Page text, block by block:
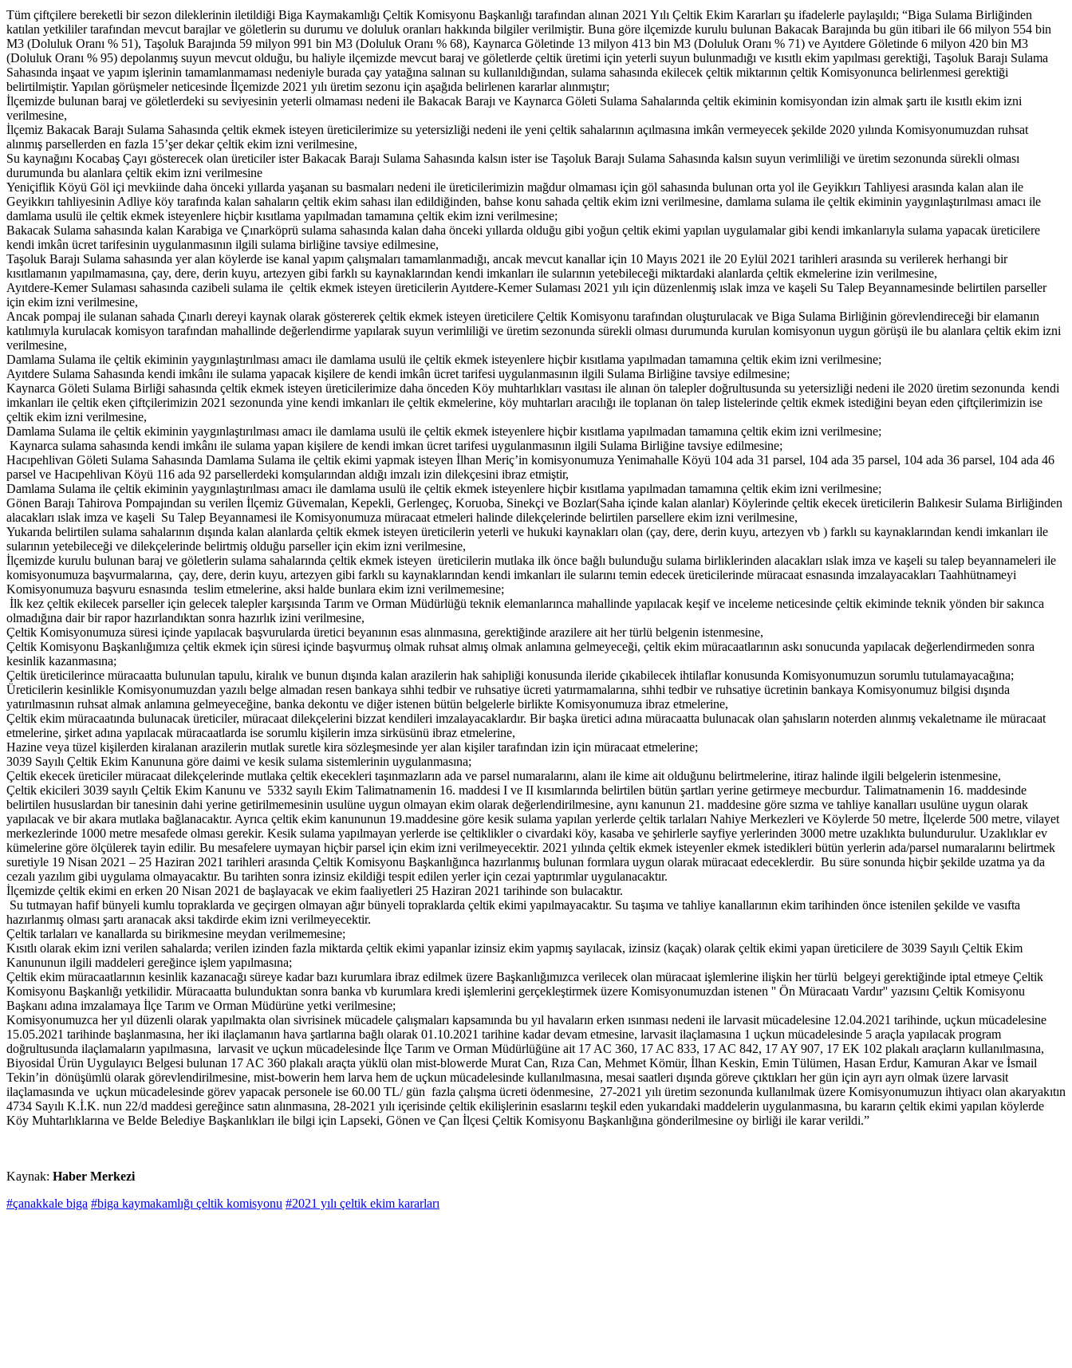
Tüm çiftçilere bereketli bir sezon dileklerinin iletildiği Biga Kaymakamlığı Çeltik Komisyonu Başkanlığı tarafından alınan 2021 Yılı Çeltik Ekim Kararları şu ifadelerle paylaşıldı; “Biga Sulama Birliğinden
katılan yetkililer tarafından mevcut barajlar ve göletlerin su durumu ve doluluk oranları hakkında bilgiler verilmiştir. Buna göre ilçemizde kurulu bulunan Bakacak Barajında bu gün itibari ile 66 milyon 554 bin
M3 (Doluluk Oranı % 51), Taşoluk Barajında 59 milyon 991 bin M3 (Doluluk Oranı % 68), Kaynarca Göletinde 13 milyon 413 bin M3 (Doluluk Oranı % 71) ve Ayıtdere Göletinde 6 milyon 420 bin M3
(Doluluk Oranı % 95) depolanmış suyun mevcut olduğu, bu haliyle ilçemizde mevcut baraj ve göletlerde çeltik üretimi için yeterli suyun bulunmadığı ve kısıtlı ekim yapılması gerektiği, Taşoluk Barajı Sulama
Sahasında inşaat ve yapım işlerinin tamamlanmaması nedeniyle burada çay yatağına salınan su kullanıldığından, sulama sahasında ekilecek çeltik miktarının çeltik Komisyonunca belirlenmesi gerektiği
belirtilmiştir. Yapılan görüşmeler neticesinde İlçemizde 2021 yılı üretim sezonu için aşağıda belirlenen kararlar alınmıştır;
İlçemizde bulunan baraj ve göletlerdeki su seviyesinin yeterli olmaması nedeni ile Bakacak Barajı ve Kaynarca Göleti Sulama Sahalarında çeltik ekiminin komisyondan izin almak şartı ile kısıtlı ekim izni
verilmesine,
İlçemiz Bakacak Barajı Sulama Sahasında çeltik ekmek isteyen üreticilerimize su yetersizliği nedeni ile yeni çeltik sahalarının açılmasına imkân vermeyecek şekilde 2020 yılında Komisyonumuzdan ruhsat
alınmış parsellerden en fazla 15’şer dekar çeltik ekim izni verilmesine,
Su kaynağını Kocabaş Çayı gösterecek olan üreticiler ister Bakacak Barajı Sulama Sahasında kalsın ister ise Taşoluk Barajı Sulama Sahasında kalsın suyun verimliliği ve üretim sezonunda sürekli olması
durumunda bu alanlara çeltik ekim izni verilmesine
Yeniçiflik Köyü Göl içi mevkiinde daha önceki yıllarda yaşanan su basmaları nedeni ile üreticilerimizin mağdur olmaması için göl sahasında bulunan orta yol ile Geyikkırı Tahliyesi arasında kalan alan ile
Geyikkırı tahliyesinin Adliye köy tarafında kalan sahaların çeltik ekim sahası ilan edildiğinden, bahse konu sahada çeltik ekim izni verilmesine, damlama sulama ile çeltik ekiminin yaygınlaştırılması amacı ile
damlama usulü ile çeltik ekmek isteyenlere hiçbir kısıtlama yapılmadan tamamına çeltik ekim izni verilmesine;
Bakacak Sulama sahasında kalan Karabiga ve Çınarköprü sulama sahasında kalan daha önceki yıllarda olduğu gibi yoğun çeltik ekimi yapılan uygulamalar gibi kendi imkanlarıyla sulama yapacak üreticilere
kendi imkân ücret tarifesinin uygulanmasının ilgili sulama birliğine tavsiye edilmesine,
Taşoluk Barajı Sulama sahasında yer alan köylerde ise kanal yapım çalışmaları tamamlanmadığı, ancak mevcut kanallar için 10 Mayıs 2021 ile 20 Eylül 2021 tarihleri arasında su verilerek herhangi bir
kısıtlamanın yapılmamasına, çay, dere, derin kuyu, artezyen gibi farklı su kaynaklarından kendi imkanları ile sularının yetebileceği miktardaki alanlarda çeltik ekmelerine izin verilmesine,
Ayıtdere-Kemer Sulaması sahasında cazibeli sulama ile çeltik ekmek isteyen üreticilerin Ayıtdere-Kemer Sulaması 2021 yılı için düzenlenmiş ıslak imza ve kaşeli Su Talep Beyannamesinde belirtilen parseller
için ekim izni verilmesine,
Ancak pompaj ile sulanan sahada Çınarlı dereyi kaynak olarak göstererek çeltik ekmek isteyen üreticilere Çeltik Komisyonu tarafından oluşturulacak ve Biga Sulama Birliğinin görevlendireceği bir elamanın
katılımıyla kurulacak komisyon tarafından mahallinde değerlendirme yapılarak suyun verimliliği ve üretim sezonunda sürekli olması durumunda kurulan komisyonun uygun görüşü ile bu alanlara çeltik ekim izni
verilmesine,
Damlama Sulama ile çeltik ekiminin yaygınlaştırılması amacı ile damlama usulü ile çeltik ekmek isteyenlere hiçbir kısıtlama yapılmadan tamamına çeltik ekim izni verilmesine;
Ayıtdere Sulama Sahasında kendi imkânı ile sulama yapacak kişilere de kendi imkân ücret tarifesi uygulanmasının ilgili Sulama Birliğine tavsiye edilmesine;
Kaynarca Göleti Sulama Birliği sahasında çeltik ekmek isteyen üreticilerimize daha önceden Köy muhtarlıkları vasıtası ile alınan ön talepler doğrultusunda su yetersizliği nedeni ile 2020 üretim sezonunda kendi
imkanları ile çeltik eken çiftçilerimizin 2021 sezonunda yine kendi imkanları ile çeltik ekmelerine, köy muhtarları aracılığı ile toplanan ön talep listelerinde çeltik ekmek istediğini beyan eden çiftçilerimizin ise
çeltik ekim izni verilmesine,
Damlama Sulama ile çeltik ekiminin yaygınlaştırılması amacı ile damlama usulü ile çeltik ekmek isteyenlere hiçbir kısıtlama yapılmadan tamamına çeltik ekim izni verilmesine;
Kaynarca sulama sahasında kendi imkânı ile sulama yapan kişilere de kendi imkan ücret tarifesi uygulanmasının ilgili Sulama Birliğine tavsiye edilmesine;
Hacıpehlivan Göleti Sulama Sahasında Damlama Sulama ile çeltik ekimi yapmak isteyen İlhan Meriç’in komisyonumuza Yenimahalle Köyü 104 ada 31 parsel, 104 ada 35 parsel, 104 ada 36 parsel, 104 ada 46
parsel ve Hacıpehlivan Köyü 116 ada 92 parsellerdeki komşularından aldığı imzalı izin dilekçesini ibraz etmiştir,
Damlama Sulama ile çeltik ekiminin yaygınlaştırılması amacı ile damlama usulü ile çeltik ekmek isteyenlere hiçbir kısıtlama yapılmadan tamamına çeltik ekim izni verilmesine;
Gönen Barajı Tahirova Pompajından su verilen İlçemiz Güvemalan, Kepekli, Gerlengeç, Koruoba, Sinekçi ve Bozlar(Saha içinde kalan alanlar) Köylerinde çeltik ekecek üreticilerin Balıkesir Sulama Birliğinden
alacakları ıslak imza ve kaşeli Su Talep Beyannamesi ile Komisyonumuza müracaat etmeleri halinde dilekçelerinde belirtilen parsellere ekim izni verilmesine,
Yukarıda belirtilen sulama sahalarının dışında kalan alanlarda çeltik ekmek isteyen üreticilerin yeterli ve hukuki kaynakları olan (çay, dere, derin kuyu, artezyen vb ) farklı su kaynaklarından kendi imkanları ile
sularının yetebileceği ve dilekçelerinde belirtmiş olduğu parseller için ekim izni verilmesine,
İlçemizde kurulu bulunan baraj ve göletlerin sulama sahalarında çeltik ekmek isteyen üreticilerin mutlaka ilk önce bağlı bulunduğu sulama birliklerinden alacakları ıslak imza ve kaşeli su talep beyannameleri ile
komisyonumuza başvurmalarına, çay, dere, derin kuyu, artezyen gibi farklı su kaynaklarından kendi imkanları ile sularını temin edecek üreticilerinde müracaat esnasında imzalayacakları Taahhütnameyi
Komisyonumuza başvuru esnasında teslim etmelerine, aksi halde bunlara ekim izni verilmemesine;
İlk kez çeltik ekilecek parseller için gelecek talepler karşısında Tarım ve Orman Müdürlüğü teknik elemanlarınca mahallinde yapılacak keşif ve inceleme neticesinde çeltik ekiminde teknik yönden bir sakınca
olmadığına dair bir rapor hazırlandıktan sonra hazırlık izini verilmesine,
Çeltik Komisyonumuza süresi içinde yapılacak başvurularda üretici beyanının esas alınmasına, gerektiğinde arazilere ait her türlü belgenin istenmesine,
Çeltik Komisyonu Başkanlığımıza çeltik ekmek için süresi içinde başvurmuş olmak ruhsat almış olmak anlamına gelmeyeceği, çeltik ekim müracaatlarının askı sonucunda yapılacak değerlendirmeden sonra
kesinlik kazanmasına;
Çeltik üreticilerince müracaatta bulunulan tapulu, kiralık ve bunun dışında kalan arazilerin hak sahipliği konusunda ileride çıkabilecek ihtilaflar konusunda Komisyonumuzun sorumlu tutulamayacağına;
Üreticilerin kesinlikle Komisyonumuzdan yazılı belge almadan resen bankaya sıhhi tedbir ve ruhsatiye ücreti yatırmamalarına, sıhhi tedbir ve ruhsatiye ücretinin bankaya Komisyonumuz bilgisi dışında
yatırılmasının ruhsat almak anlamına gelmeyeceğine, banka dekontu ve diğer istenen bütün belgelerle birlikte Komisyonumuza ibraz etmelerine,
Çeltik ekim müracaatında bulunacak üreticiler, müracaat dilekçelerini bizzat kendileri imzalayacaklardır. Bir başka üretici adına müracaatta bulunacak olan şahısların noterden alınmış vekaletname ile müracaat
etmelerine, şirket adına yapılacak müracaatlarda ise sorumlu kişilerin imza sirküsünü ibraz etmelerine,
Hazine veya tüzel kişilerden kiralanan arazilerin mutlak suretle kira sözleşmesinde yer alan kişiler tarafından izin için müracaat etmelerine;
3039 Sayılı Çeltik Ekim Kanununa göre daimi ve kesik sulama sistemlerinin uygulanmasına;
Çeltik ekecek üreticiler müracaat dilekçelerinde mutlaka çeltik ekecekleri taşınmazların ada ve parsel numaralarını, alanı ile kime ait olduğunu belirtmelerine, itiraz halinde ilgili belgelerin istenmesine,
Çeltik ekicileri 3039 sayılı Çeltik Ekim Kanunu ve 5332 sayılı Ekim Talimatnamenin 16. maddesi I ve II kısımlarında belirtilen bütün şartları yerine getirmeye mecburdur. Talimatnamenin 16. maddesinde
belirtilen hususlardan bir tanesinin dahi yerine getirilmemesinin usulüne uygun olmayan ekim olarak değerlendirilmesine, aynı kanunun 21. maddesine göre sızma ve tahliye kanalları usulüne uygun olarak
yapılacak ve bir akara mutlaka bağlanacaktır. Ayrıca çeltik ekim kanununun 19.maddesine göre kesik sulama yapılan yerlerde çeltik tarlaları Nahiye Merkezleri ve Köylerde 50 metre, İlçelerde 500 metre, vilayet
merkezlerinde 1000 metre mesafede olması gerekir. Kesik sulama yapılmayan yerlerde ise çeltiklikler o civardaki köy, kasaba ve şehirlerle sayfiye yerlerinden 3000 metre uzaklıkta bulundurulur. Uzaklıklar ev
kümelerine göre ölçülerek tayin edilir. Bu mesafelere uymayan hiçbir parsel için ekim izni verilmeyecektir. 2021 yılında çeltik ekmek isteyenler ekmek istedikleri bütün yerlerin ada/parsel numaralarını belirtmek
suretiyle 19 Nisan 2021 – 25 Haziran 2021 tarihleri arasında Çeltik Komisyonu Başkanlığınca hazırlanmış bulunan formlara uygun olarak müracaat edeceklerdir. Bu süre sonunda hiçbir şekilde uzatma ya da
cezalı yazılım gibi uygulama olmayacaktır. Bu tarihten sonra izinsiz ekildiği tespit edilen yerler için cezai yaptırımlar uygulanacaktır.
İlçemizde çeltik ekimi en erken 20 Nisan 2021 de başlayacak ve ekim faaliyetleri 25 Haziran 2021 tarihinde son bulacaktır.
Su tutmayan hafif bünyeli kumlu topraklarda ve geçirgen olmayan ağır bünyeli topraklarda çeltik ekimi yapılmayacaktır. Su taşıma ve tahliye kanallarının ekim tarihinden önce istenilen şekilde ve vasıfta
hazırlanmış olması şartı aranacak aksi takdirde ekim izni verilmeyecektir.
Çeltik tarlaları ve kanallarda su birikmesine meydan verilmemesine;
Kısıtlı olarak ekim izni verilen sahalarda; verilen izinden fazla miktarda çeltik ekimi yapanlar izinsiz ekim yapmış sayılacak, izinsiz (kaçak) olarak çeltik ekimi yapan üreticilere de 3039 Sayılı Çeltik Ekim
Kanununun ilgili maddeleri gereğince işlem yapılmasına;
Çeltik ekim müracaatlarının kesinlik kazanacağı süreye kadar bazı kurumlara ibraz edilmek üzere Başkanlığımızca verilecek olan müracaat işlemlerine ilişkin her türlü belgeyi gerektiğinde iptal etmeye Çeltik
Komisyonu Başkanlığı yetkilidir. Müracaatta bulunduktan sonra banka vb kurumlara kredi işlemlerini gerçekleştirmek üzere Komisyonumuzdan istenen '' Ön Müracaatı Vardır'' yazısını Çeltik Komisyonu
Başkanı adına imzalamaya İlçe Tarım ve Orman Müdürüne yetki verilmesine;
Komisyonumuzca her yıl düzenli olarak yapılmakta olan sivrisinek mücadele çalışmaları kapsamında bu yıl havaların erken ısınması nedeni ile larvasit mücadelesine 12.04.2021 tarihinde, uçkun mücadelesine
15.05.2021 tarihinde başlanmasına, her iki ilaçlamanın hava şartlarına bağlı olarak 01.10.2021 tarihine kadar devam etmesine, larvasit ilaçlamasına 1 uçkun mücadelesinde 5 araçla yapılacak program
doğrultusunda ilaçlamaların yapılmasına, larvasit ve uçkun mücadelesinde İlçe Tarım ve Orman Müdürlüğüne ait 17 AC 360, 17 AC 833, 17 AC 842, 17 AY 907, 17 EK 102 plakalı araçların kullanılmasına,
Biyosidal Ürün Uygulayıcı Belgesi bulunan 17 AC 360 plakalı araçta yüklü olan mist-blowerde Murat Can, Rıza Can, Mehmet Kömür, İlhan Keskin, Emin Tülümen, Hasan Erdur, Kamuran Akar ve İsmail
Tekin’in dönüşümlü olarak görevlendirilmesine, mist-bowerin hem larva hem de uçkun mücadelesinde kullanılmasına, mesai saatleri dışında göreve çıktıkları her gün için ayrı ayrı olmak üzere larvasit
ilaçlamasında ve uçkun mücadelesinde görev yapacak personele ise 60.00 TL/ gün fazla çalışma ücreti ödenmesine, 27-2021 yılı üretim sezonunda kullanılmak üzere Komisyonumuzun ihtiyacı olan akaryakıtın
4734 Sayılı K.İ.K. nun 22/d maddesi gereğince satın alınmasına, 28-2021 yılı içerisinde çeltik ekilişlerinin esaslarını teşkil eden yukarıdaki maddelerin uygulanmasına, bu kararın çeltik ekimi yapılan köylerde
Köy Muhtarlıklarına ve Belde Belediye Başkanlıkları ile bilgi için Lapseki, Gönen ve Çan İlçesi Çeltik Komisyonu Başkanlığına gönderilmesine oy birliği ile karar verildi.”
Kaynak: Haber Merkezi
#çanakkale biga #biga kaymakamlığı çeltik komisyonu #2021 yılı çeltik ekim kararları